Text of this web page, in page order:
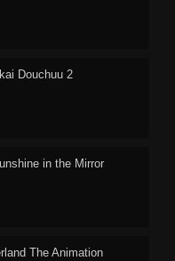
Douchuu 2
in the Mirror
The Animation